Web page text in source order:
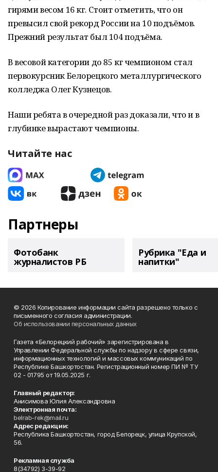
гирями весом 16 кг. Стоит отметить, что он
превысил свой рекорд России на 10 подъёмов.
Прежний результат был 104 подъёма.
В весовой категории до 85 кг чемпионом стал
первокурсник Белорецкого металлургического
колледжа Олег Кузнецов.
Наши ребята в очередной раз доказали, что и в
глубинке вырастают чемпионы.
Читайте нас
Партнеры
Фотобанк
журналистов РБ
Рубрика "Еда и
напитки"
© 2026 Копирование информации сайта разрешено только с
письменного согласия администрации.
Об использовании персональных данных
Газета «Белорецкий рабочий» зарегистрирована в
Управлении Федеральной службы по надзору в сфере связи,
информационных технологий и массовых коммуникаций по
Республике Башкортостан. Регистрационный номер ПИ № ТУ
02 - 01795 от 19.05.2025 г.
Главный редактор:
Анисимова Юлия Александровна
Электронная почта:
belrab-rek@mail.ru
Адрес редакции:
Республика Башкортостан, город Белорецк, улица Крупской,
56.
Рекламная служба
8(34792) 3-39-92